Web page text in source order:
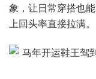
象，让日常穿搭也
上回头率直接拉满。